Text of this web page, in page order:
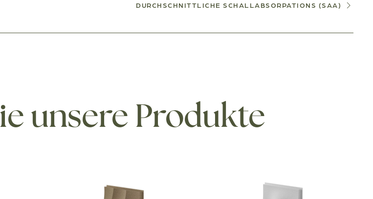
DURCHSCHNITTLICHE SCHALLABSORPATIONS (SAA)
unsere Produkte